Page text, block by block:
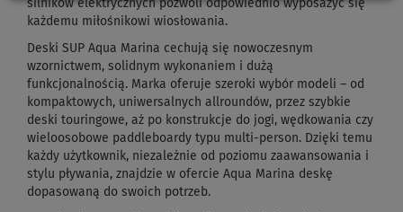
silników elektrycznych pozwoli odpowiednio wyposażyć się
każdemu miłośnikowi wiosłowania.
Deski SUP Aqua Marina cechują się nowoczesnym
wzornictwem, solidnym wykonaniem i dużą
funkcjonalnością. Marka oferuje szeroki wybór modeli – od
kompaktowych, uniwersalnych allroundów, przez szybkie
deski touringowe, aż po konstrukcje do jogi, wędkowania czy
wieloosobowe paddleboardy typu multi-person. Dzięki temu
każdy użytkownik, niezależnie od poziomu zaawansowania i
stylu pływania, znajdzie w ofercie Aqua Marina deskę
dopasowaną do swoich potrzeb.